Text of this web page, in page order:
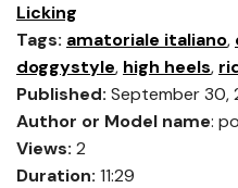
Licking
Tags: amatoriale italiano,
doggystyle, high heels,
Published: September 30,
Author or Model name:
Views: 2
Duration: 11:29